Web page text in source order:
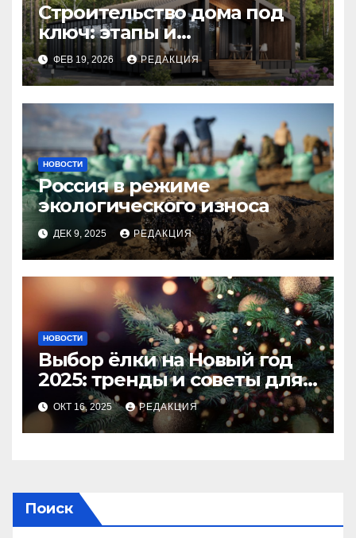
Строительство дома под
ключ: этапы и
планирование бюджета
ФЕВ 19, 2026 РЕДАКЦИЯ
НОВОСТИ
Россия в режиме
экологического износа
ДЕК 9, 2025 РЕДАКЦИЯ
НОВОСТИ
Выбор ёлки на Новый год
2025: тренды и советы для
идеального праздника
ОКТ 16, 2025 РЕДАКЦИЯ
Поиск